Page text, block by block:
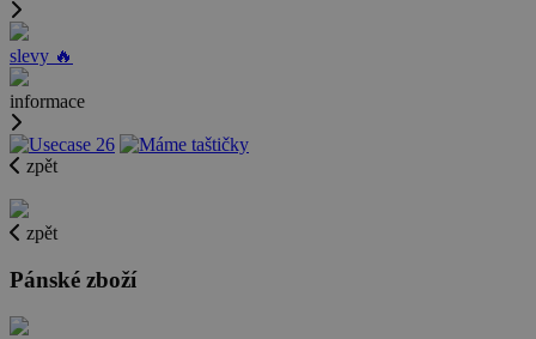
slevy 🔥
informace
zpět
zpět
Pánské zboží